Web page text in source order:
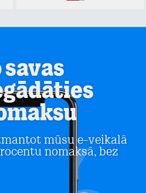
mūsu e-veikalā
nomaksā, bez